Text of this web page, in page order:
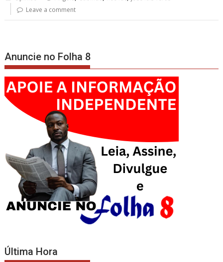
Leave a comment
Anuncie no Folha 8
Última Hora